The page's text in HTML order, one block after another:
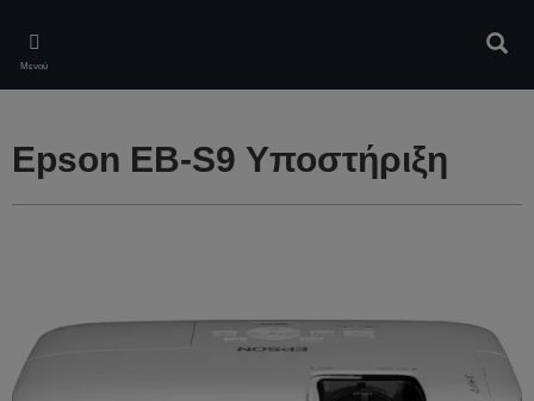
main
content
Μενού
Epson EB-S9 Υποστήριξη